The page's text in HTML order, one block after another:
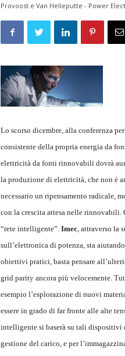
Provoost e Van Helleputte - Power
Lo scorso dicembre, alla conferenza
consistente della propria energia da
elettricità da fonti rinnovabili dovrà
la produzione di elettricità, che non è
necessario un ripensamento radicale,
con la crescita attesa nelle rinnovabili.
“rete intelligente”. Imec, attraverso la
sull’elettronica di potenza, sta
obiettivi pratici, basta pensare
grid parity ancora più velocemente.
esempio l’esplorazione di nuovi
essere in grado di far fronte alle alte
intelligente si baserà su tali
gestione del carico, e per